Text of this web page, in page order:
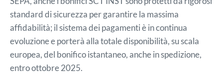
standard di sicurezza per garantire la massima
affidabilità; il sistema dei pagamenti è in continua
evoluzione e porterà alla totale disponibilità, su scala
europea, del bonifico istantaneo, anche in spedizione,
entro ottobre 2025.